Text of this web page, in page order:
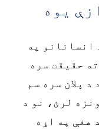
یوه
انسانانو په
حقیقت سره
پلان سره سم
لرئ، نو د
هغې په اړه